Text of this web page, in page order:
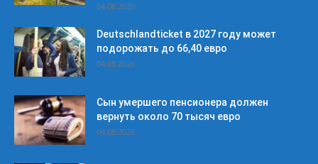
04.08.2026
Deutschlandticket в 2027 году может
подорожать до 66,40 евро
04.08.2026
Сын умершего пенсионера должен
вернуть около 70 тысяч евро
04.08.2026